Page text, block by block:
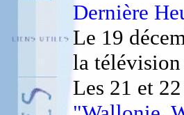
Dernière
Le 19
la
Les 21 et